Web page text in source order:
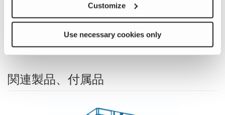
Customize
Use necessary cookies only
関連製品、付属品